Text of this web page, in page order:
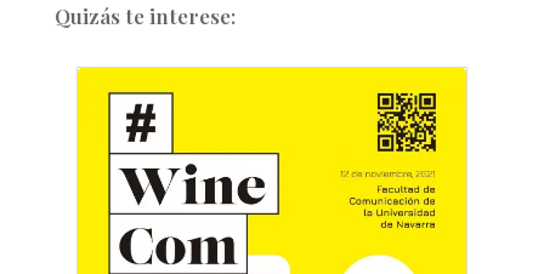
Quizás te interese: